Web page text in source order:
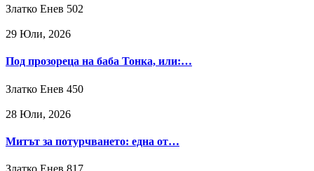
Златко Енев 502
29 Юли, 2026
Под прозореца на баба Тонка, или:…
Златко Енев 450
28 Юли, 2026
Митът за потурчването: една от…